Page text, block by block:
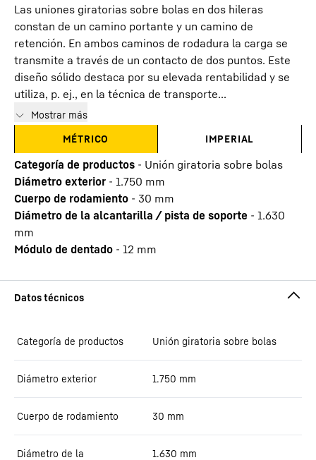
Las uniones giratorias sobre bolas en dos hileras
constan de un camino portante y un camino de
retención. En ambos caminos de rodadura la carga se
transmite a través de un contacto de dos puntos. Este
diseño sólido destaca por su elevada rentabilidad y se
utiliza, p. ej., en la técnica de transporte...
Mostrar más
MÉTRICO
IMPERIAL
Categoría de productos - Unión giratoria sobre bolas
Diámetro exterior - 1.750 mm
Cuerpo de rodamiento - 30 mm
Diámetro de la alcantarilla / pista de soporte - 1.630
mm
Módulo de dentado - 12 mm
Categoría de productos Unión giratoria sobre bolas
Diámetro exterior 1.750 mm
Cuerpo de rodamiento 30 mm
Diámetro de la
1.630 mm